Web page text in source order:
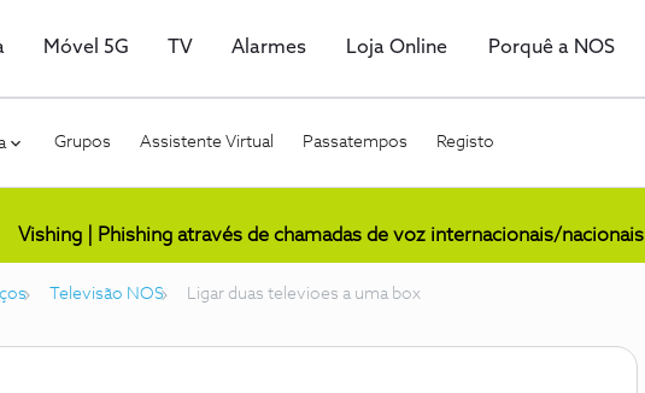
Móvel 5G TV Alarmes Loja Online Porquê a NOS
Grupos Assistente Virtual Passatempos Registo
Vishing | Phishing através de chamadas de voz internacionais/nacionais
Televisão NOS Ligar duas televioes a uma box